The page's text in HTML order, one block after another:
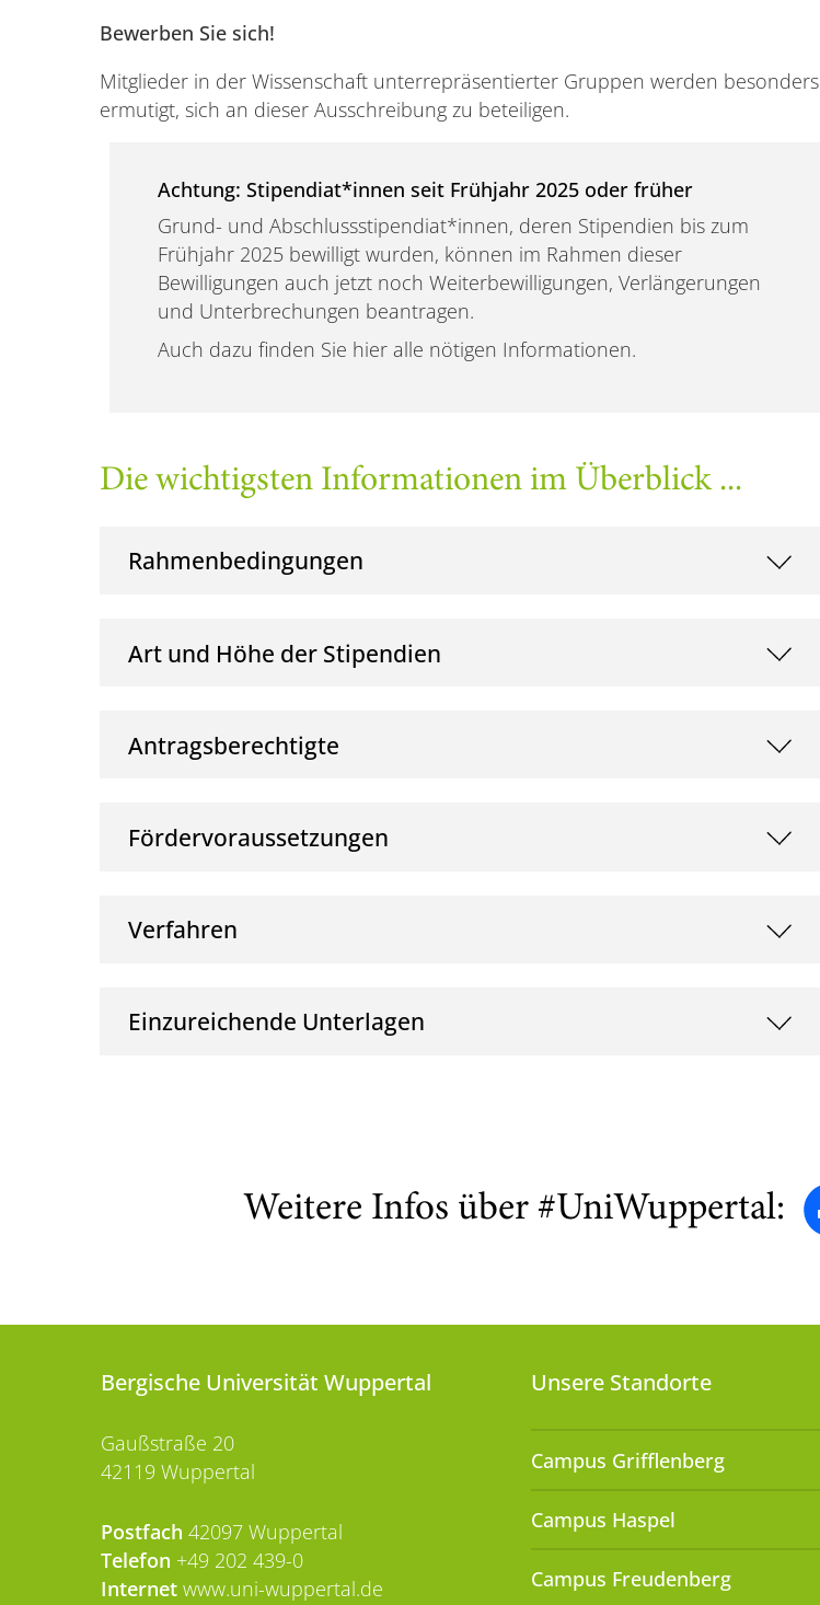
Bewerben Sie sich!
Mitglieder in der Wissenschaft unterrepräsentierter Gruppen werden besonders
ermutigt, sich an dieser Ausschreibung zu beteiligen.
Achtung: Stipendiat*innen seit Frühjahr 2025 oder früher
Grund- und Abschlussstipendiat*innen, deren Stipendien bis zum
Frühjahr 2025 bewilligt wurden, können im Rahmen dieser
Bewilligungen auch jetzt noch Weiterbewilligungen, Verlängerungen
und Unterbrechungen beantragen.
Auch dazu finden Sie hier alle nötigen Informationen.
Die wichtigsten Informationen im Überblick ...
Rahmenbedingungen
Art und Höhe der Stipendien
Antragsberechtigte
Fördervoraussetzungen
Verfahren
Einzureichende Unterlagen
Weitere Infos über #UniWuppertal:
Bergische Universität Wuppertal
Gaußstraße 20
42119 Wuppertal
Postfach 42097 Wuppertal
Telefon +49 202 439-0
Internet www.uni-wuppertal.de
Unsere Standorte
Campus Grifflenberg
Campus Haspel
Campus Freudenberg